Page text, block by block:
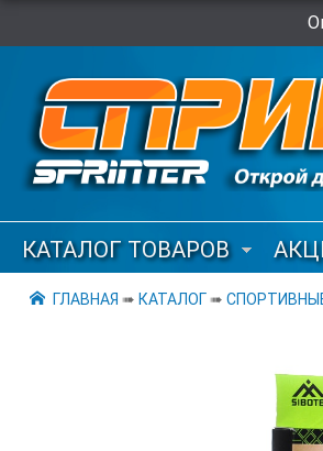
КАТАЛОГ ТОВАРОВ
ГЛАВНАЯ ➠ КАТАЛОГ➠